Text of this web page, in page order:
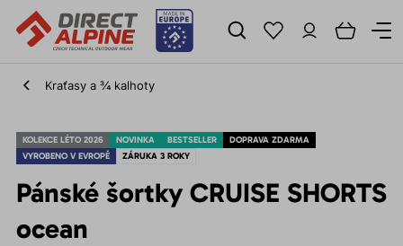
Kraťasy a ¾ kalhoty
KOLEKCE LÉTO 2026 NOVINKA BESTSELLER
DOPRAVA ZDARMA
VYROBENO V EVROPĚ
ZÁRUKA 3 ROKY
Pánské šortky CRUISE SHORTS
ocean